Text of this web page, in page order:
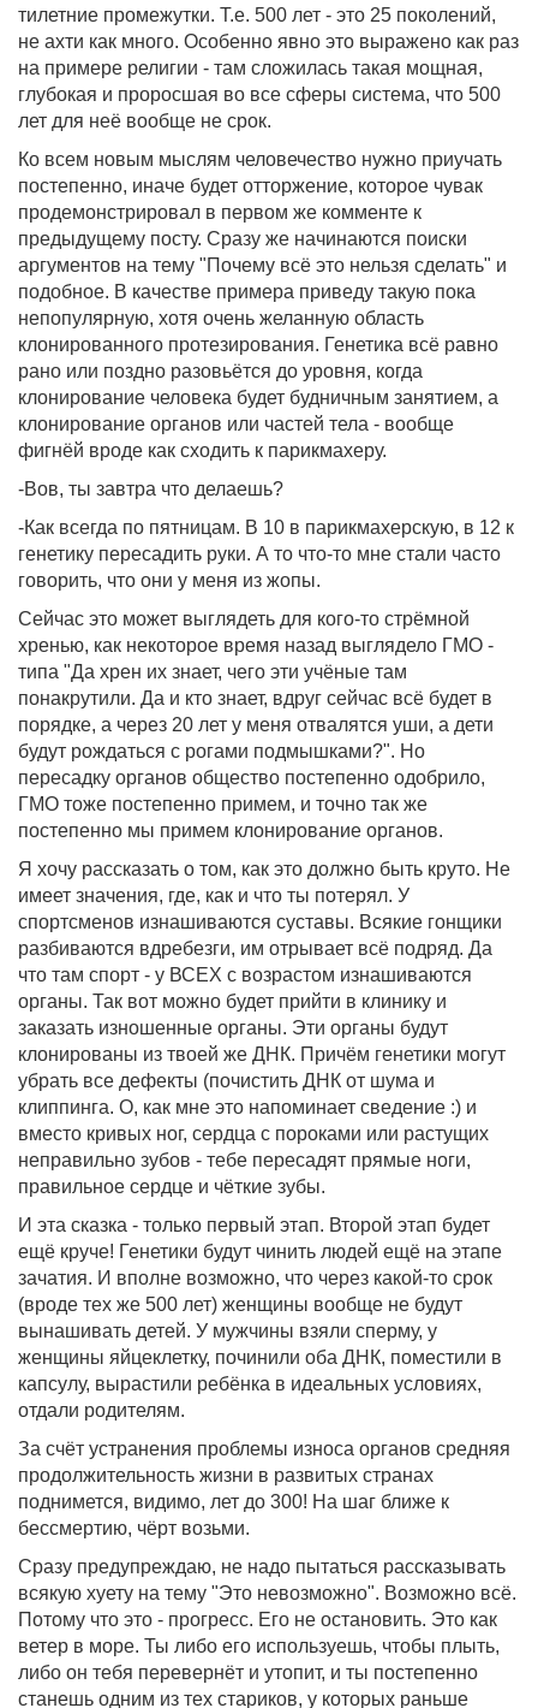
тилетние промежутки. Т.е. 500 лет - это 25 поколений,
не ахти как много. Особенно явно это выражено как раз
на примере религии - там сложилась такая мощная,
глубокая и проросшая во все сферы система, что 500
лет для неё вообще не срок.
Ко всем новым мыслям человечество нужно приучать
постепенно, иначе будет отторжение, которое чувак
продемонстрировал в первом же комменте к
предыдущему посту. Сразу же начинаются поиски
аргументов на тему "Почему всё это нельзя сделать" и
подобное. В качестве примера приведу такую пока
непопулярную, хотя очень желанную область
клонированного протезирования. Генетика всё равно
рано или поздно разовьётся до уровня, когда
клонирование человека будет будничным занятием, а
клонирование органов или частей тела - вообще
фигнёй вроде как сходить к парикмахеру.
-Вов, ты завтра что делаешь?
-Как всегда по пятницам. В 10 в парикмахерскую, в 12 к
генетику пересадить руки. А то что-то мне стали часто
говорить, что они у меня из жопы.
Сейчас это может выглядеть для кого-то стрёмной
хренью, как некоторое время назад выглядело ГМО -
типа "Да хрен их знает, чего эти учёные там
понакрутили. Да и кто знает, вдруг сейчас всё будет в
порядке, а через 20 лет у меня отвалятся уши, а дети
будут рождаться с рогами подмышками?". Но
пересадку органов общество постепенно одобрило,
ГМО тоже постепенно примем, и точно так же
постепенно мы примем клонирование органов.
Я хочу рассказать о том, как это должно быть круто. Не
имеет значения, где, как и что ты потерял. У
спортсменов изнашиваются суставы. Всякие гонщики
разбиваются вдребезги, им отрывает всё подряд. Да
что там спорт - у ВСЕХ с возрастом изнашиваются
органы. Так вот можно будет прийти в клинику и
заказать изношенные органы. Эти органы будут
клонированы из твоей же ДНК. Причём генетики могут
убрать все дефекты (почистить ДНК от шума и
клиппинга. О, как мне это напоминает сведение :) и
вместо кривых ног, сердца с пороками или растущих
неправильно зубов - тебе пересадят прямые ноги,
правильное сердце и чёткие зубы.
И эта сказка - только первый этап. Второй этап будет
ещё круче! Генетики будут чинить людей ещё на этапе
зачатия. И вполне возможно, что через какой-то срок
(вроде тех же 500 лет) женщины вообще не будут
вынашивать детей. У мужчины взяли сперму, у
женщины яйцеклетку, починили оба ДНК, поместили в
капсулу, вырастили ребёнка в идеальных условиях,
отдали родителям.
За счёт устранения проблемы износа органов средняя
продолжительность жизни в развитых странах
поднимется, видимо, лет до 300! На шаг ближе к
бессмертию, чёрт возьми.
Сразу предупреждаю, не надо пытаться рассказывать
всякую хуету на тему "Это невозможно". Возможно всё.
Потому что это - прогресс. Его не остановить. Это как
ветер в море. Ты либо его используешь, чтобы плыть,
либо он тебя перевернёт и утопит, и ты постепенно
станешь одним из тех стариков, у которых раньше